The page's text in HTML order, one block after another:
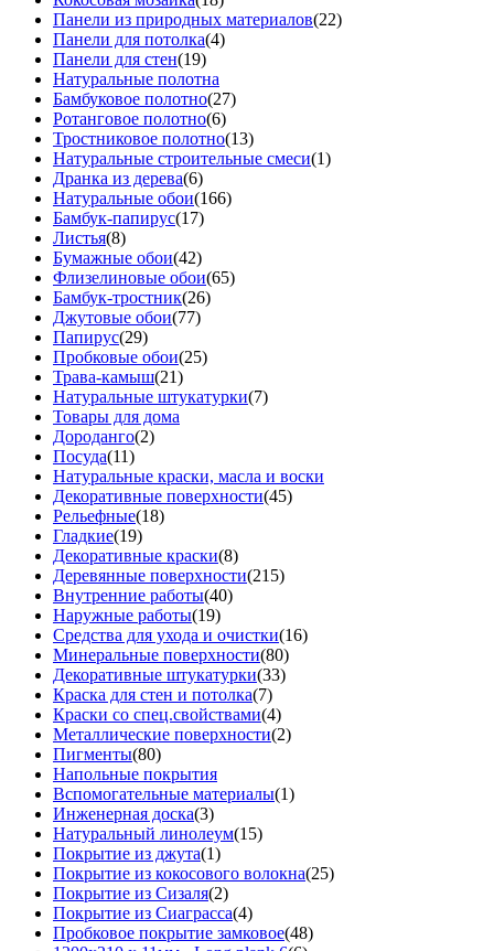
Панели из природных материалов(22)
Панели для потолка(4)
Панели для стен(19)
Натуральные полотна
Бамбуковое полотно(27)
Ротанговое полотно(6)
Тростниковое полотно(13)
Натуральные строительные смеси(1)
Дранка из дерева(6)
Натуральные обои(166)
Бамбук-папирус(17)
Листья(8)
Бумажные обои(42)
Флизелиновые обои(65)
Бамбук-тростник(26)
Джутовые обои(77)
Папирус(29)
Пробковые обои(25)
Трава-камыш(21)
Натуральные штукатурки(7)
Товары для дома
Дороданго(2)
Посуда(11)
Натуральные краски, масла и воски
Декоративные поверхности(45)
Рельефные(18)
Гладкие(19)
Декоративные краски(8)
Деревянные поверхности(215)
Внутренние работы(40)
Наружные работы(19)
Средства для ухода и очистки(16)
Минеральные поверхности(80)
Декоративные штукатурки(33)
Краска для стен и потолка(7)
Краски со спец.свойствами(4)
Металлические поверхности(2)
Пигменты(80)
Напольные покрытия
Вспомогательные материалы(1)
Инженерная доска(3)
Натуральный линолеум(15)
Покрытие из джута(1)
Покрытие из кокосового волокна(25)
Покрытие из Сизаля(2)
Покрытие из Сиаграсса(4)
Пробковое покрытие замковое(48)